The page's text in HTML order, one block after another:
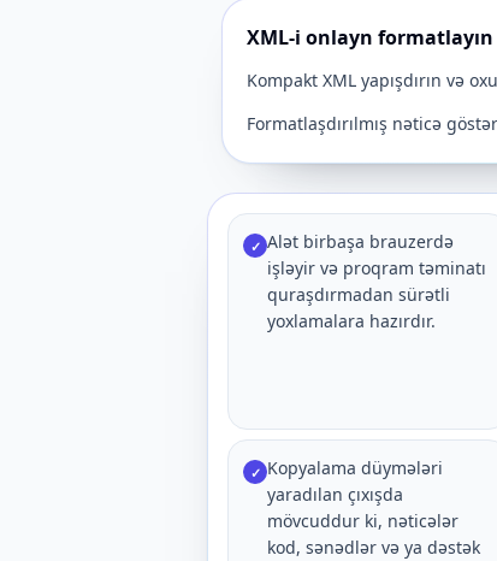
XML-i onlayn formatlayın
Kompakt XML yapışdırın və
Formatlaşdırılmış nəticə
✓ Alət birbaşa brauzerdə
işləyir və proqram təminatı
quraşdırmadan sürətli
yoxlamalara hazırdır.
✓ Kopyalama düymələri
yaradılan çıxışda
mövcuddur ki, nəticələr
kod, sənədlər və ya dəstək